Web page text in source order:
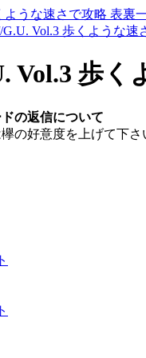
ような速さで攻略 表裏
G.U. Vol.3 歩くような速
Vol.3 歩
の返信について
の好意度を上げて下さ